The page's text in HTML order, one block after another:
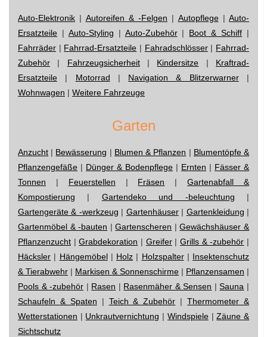
Auto-Elektronik | Autoreifen & -Felgen | Autopflege| Auto-
Ersatzteile | Auto-Styling | Auto-Zubehör| Boot & Schiff |
Fahrräder | Fahrrad-Ersatzteile | Fahradschlösser| Fahrrad-
Zubehör | Fahrzeugsicherheit| Kindersitze | Kraftrad-
Ersatzteile | Motorrad | Navigation & Blitzerwarner|
Wohnwagen | Weitere Fahrzeuge
Garten
Anzucht | Bewässerung | Blumen & Pflanzen | Blumentöpfe &
Pflanzengefäße | Dünger & Bodenpflege | Ernten | Fässer &
Tonnen | Feuerstellen | Fräsen |Gartenabfall &
Kompostierung | Gartendeko und -beleuchtung |
Gartengeräte & -werkzeug | Gartenhäuser| Gartenkleidung |
Gartenmöbel & -bauten |Gartenscheren |Gewächshäuser &
Pflanzenzucht |Grabdekoration | Greifer|Grills & -zubehör |
Häcksler | Hängemöbel| Holz | Holzspalter| Insektenschutz
& Tierabwehr | Markisen & Sonnenschirme | Pflanzensamen |
Pools & -zubehör | Rasen | Rasenmäher & Sensen |Sauna |
Schaufeln & Spaten | Teich & Zubehör |Thermometer &
Wetterstationen | Unkrautvernichtung | Windspiele|Zäune &
Sichtschutz